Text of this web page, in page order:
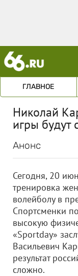
ГЛАВНОЕ
Николай
игры будут
Анонс
Сегодня, 20
тренировка
волейболу в
Спортсменки
высокую
«Sportday»
Васильевич
результат
сложно.